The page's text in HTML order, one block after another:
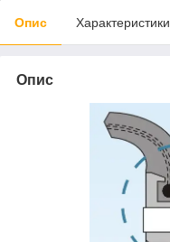
Опис Характеристики
Опис